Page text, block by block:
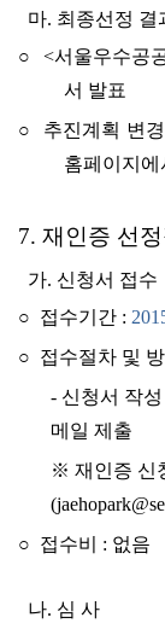
마. 최종선정 결
○ <서울우수공공
서 발표
○ 추진계획 변경
홈페이지에
7. 재인증 선
가. 신청서 접수
○ 접수기간 :
○ 접수절차 및
- 신청서 작성
메일 제출
※ 재인증 신
○ 접수비 : 없음
나. 심 사